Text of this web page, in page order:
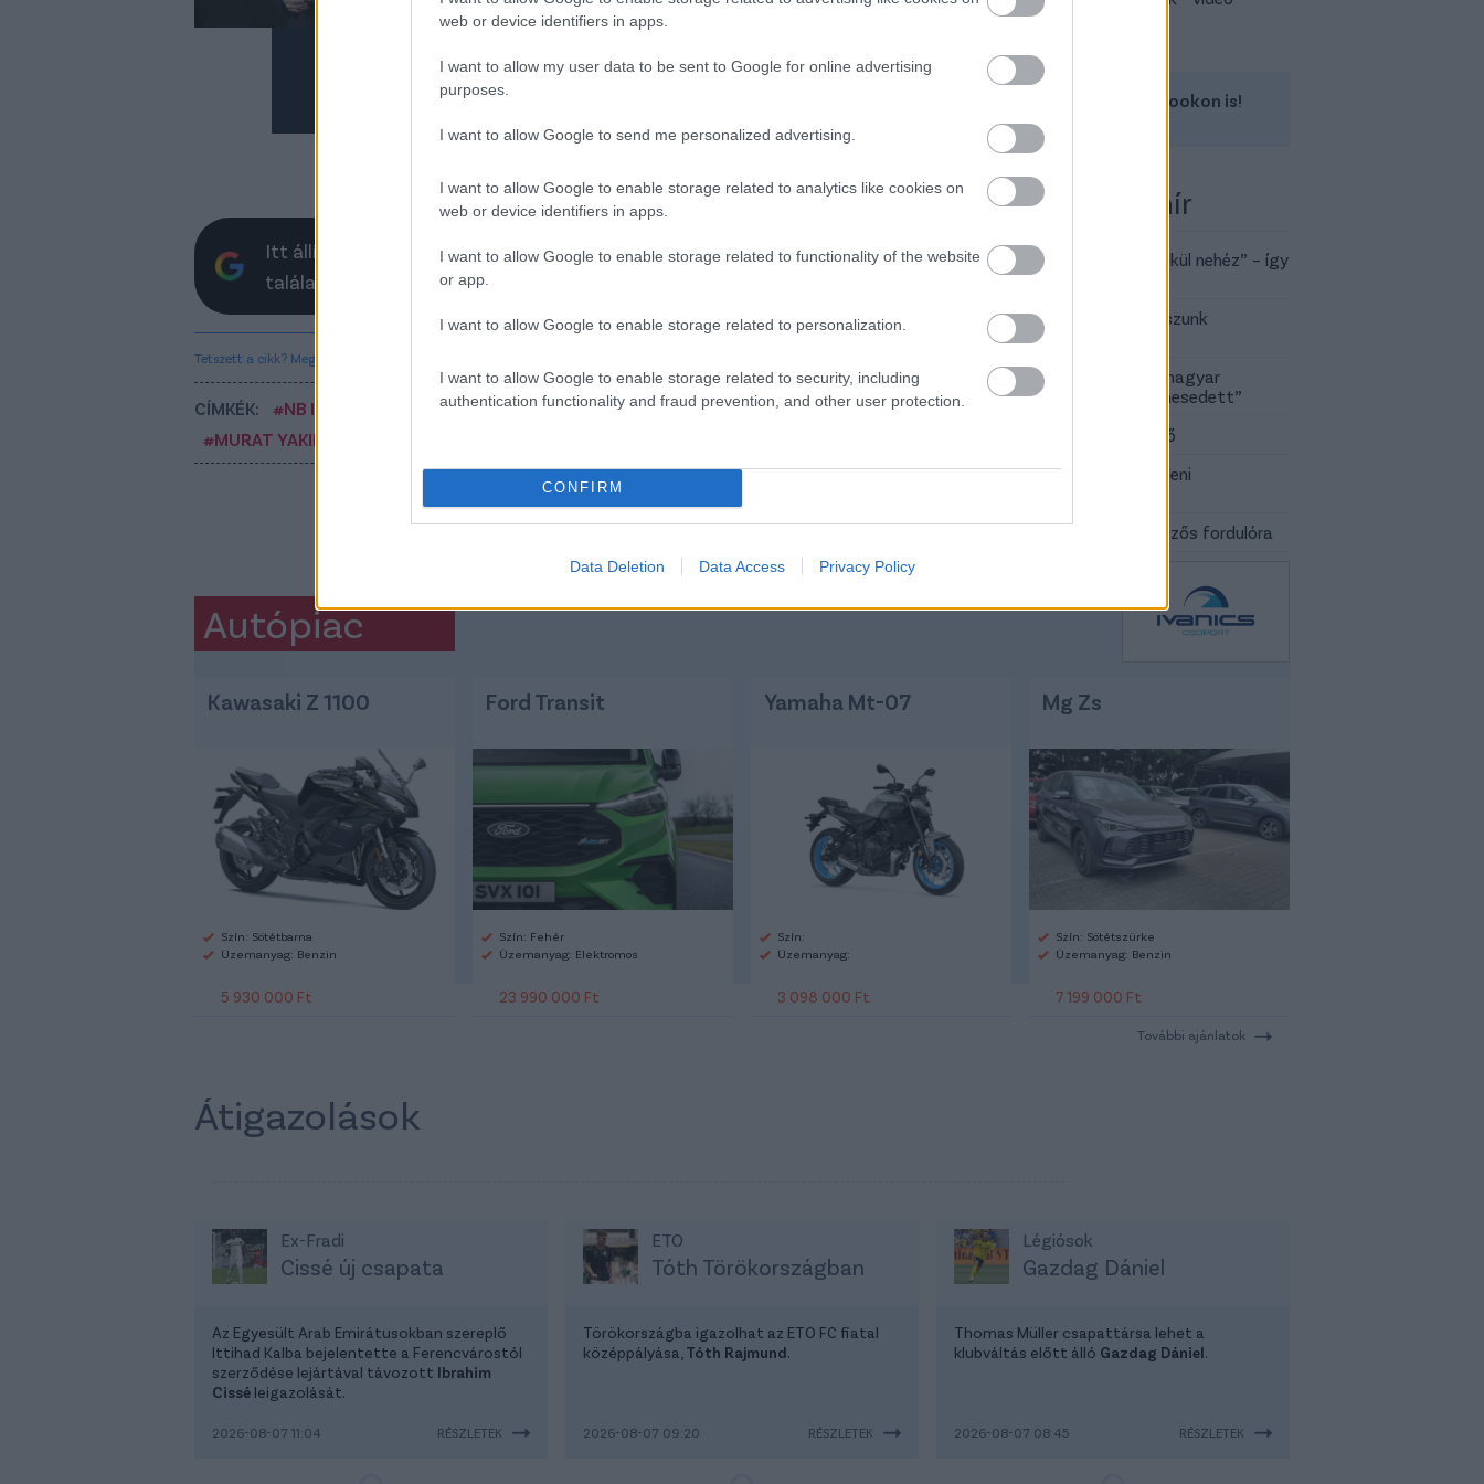
web or device identifiers in apps.
I want to allow my user data to be sent to Google for online advertising
purposes.
I want to allow Google to send me personalized advertising.
I want to allow Google to enable storage related to analytics like cookies on
web or device identifiers in apps.
I want to allow Google to enable storage related to functionality of the website
or app.
I want to allow Google to enable storage related to personalization.
I want to allow Google to enable storage related to security, including
authentication functionality and fraud prevention, and other user protection.
CONFIRM
Data Deletion Data Access Privacy Policy
Többek között ezekre kerestük a választ a
Róberttel készült interjúnkban.
Itt állíthatod be, hogy a Csakfoci az elsők között legyen a Google-
találatokban
Tetszett a cikk? Megosztanád?
CÍMKÉK: #NB I #FERENCVÁROS #FTC #SVÁJC
#STEFAN GARTENMANN
#MURAT YAKIN
Kövess minket a Facebookon is!
Még több Fradi-hír
„Verhető a Fradi, de csatár nélkül nehéz” – így
látták a Górnik szurkolói
Ma délután a Debrecennel játszunk
edzőmeccset
Kuntic: „Az NBI-ben szereplő magyar
játékosok egy része elkényelmesedett”
Üllői129 Góltotó – emlékeztető
Osztályozd a Górnik Zabrze elleni
Kibeszélő a magyar KL-selejtezős fordulóra
Autópiac
Kawasaki Z 1100
Szín: Sötétbarna
Üzemanyag: Benzin
5 930 000 Ft
Ford Transit
Szín: Fehér
Üzemanyag: Elektromos
23 990 000 Ft
Yamaha Mt-07
Szín:
Üzemanyag:
3 098 000 Ft
Mg Zs
Szín: Sötétszürke
Üzemanyag: Benzin
7 199 000 Ft
További ajánlatok
Átigazolások
Ex-Fradi
Cissé új csapata
Az Egyesült Arab Emirátusokban szereplő
Ittihad Kalba bejelentette a Ferencvárostól
szerződése lejártával távozott Ibrahim
Cissé leigazolását.
2026-08-07 11:04 RÉSZLETEK
ETO
Tóth Törökországban
Törökországba igazolhat az ETO FC fiatal
középpályása, Tóth Rajmund.
2026-08-07 09:20 RÉSZLETEK
Légiósok
Gazdag Dániel
Thomas Müller csapattársa lehet a
klubváltás előtt álló Gazdag Dániel.
2026-08-07 08:45 RÉSZLETEK